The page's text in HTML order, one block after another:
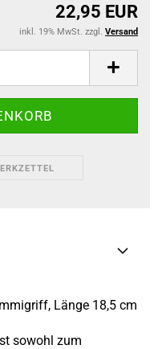
22,95 EUR
inkl. 19% MwSt. zzgl. Versand
Länge 18,5 cm
sowohl zum